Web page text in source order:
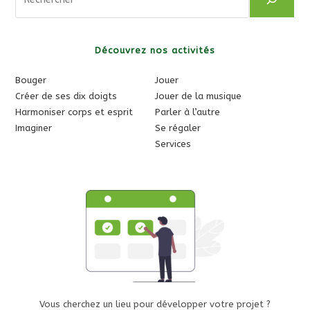
Découvrez nos activités
Bouger
Créer de ses dix doigts
Harmoniser corps et esprit
Imaginer
Jouer
Jouer de la musique
Parler à l’autre
Se régaler
Services
Vous cherchez un lieu pour développer votre projet ?